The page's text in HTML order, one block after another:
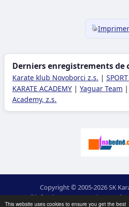
This website uses cookies to ensure you get the best
Imprimer
Derniers enregistrements de
Karate klub Novoborci z.s. |
KARATE ACADEMY | Yaguar Team |
Academy, z.s.
Copyright © 2005-2026 SK
mail:moc.ceretarak@ofni|Carte du